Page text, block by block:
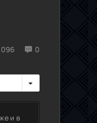
0
и в